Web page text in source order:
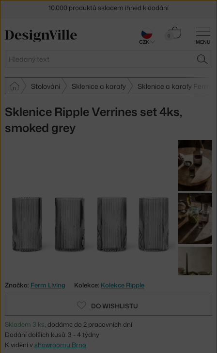
MENU
Hledat
0
Košík
Stolování Sklenice a karafy Sklenice a karafy Ferm
Sklenice Ripple Verrines set 4ks,
smoked grey
Značka: Ferm Living Kolekce: Kolekce Ripple
DO WISHLISTU
Skladem 3 ks, dodáme do 2 pracovních dní
Dodání dalších kusů: 3 - 4 týdny
K vidění v showroomu Brno
30 dní na vrácení zboží
CZK